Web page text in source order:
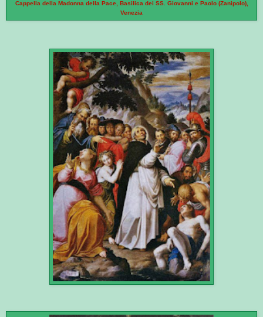
Cappella della Madonna della Pace, Basilica dei SS. Giovanni e Paolo (Zanipolo),
Venezia